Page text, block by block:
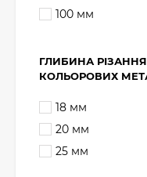
100 мм
ГЛИБИНА РІЗАННЯ
КОЛЬОРОВИХ
18 мм
20 мм
25 мм